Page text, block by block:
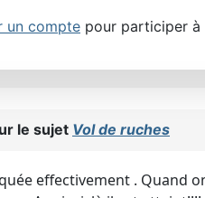
un compte pour participer à
le sujet Vol de ruches
effectivement . Quand